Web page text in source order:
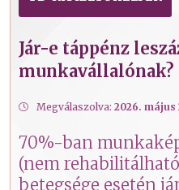
Jár-e táppénz
munkavállalónak?
Megválaszolva: 2026. május
70%-ban
(nem
betegsége esetén